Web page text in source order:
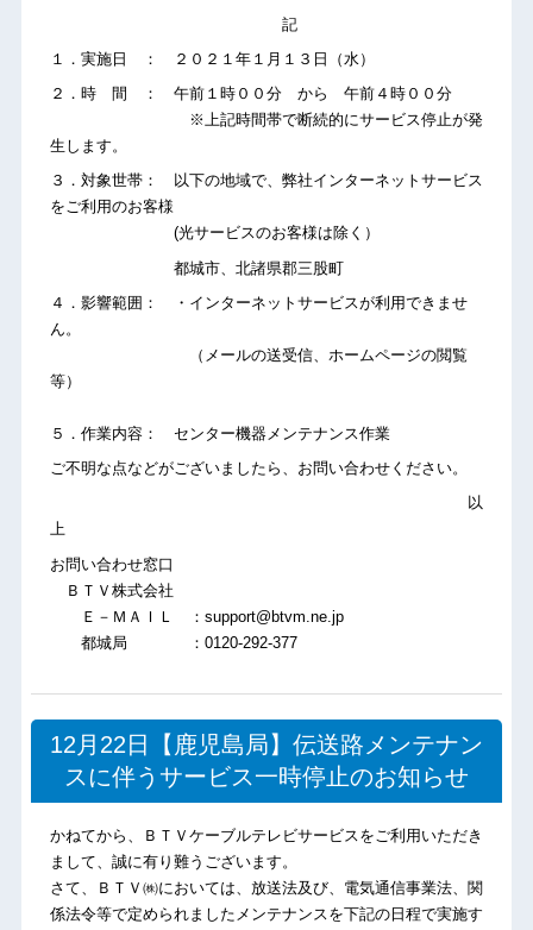
記
１．実施日 ： ２０２１年１月１３日（水）
２．時 間 ： 午前１時００分 から 午前４時００分
※上記時間帯で断続的にサービス停止が発
生します。
３．対象世帯： 以下の地域で、弊社インターネットサービス
をご利用のお客様
(光サービスのお客様は除く）
都城市、北諸県郡三股町
４．影響範囲： ・インターネットサービスが利用できませ
ん。
（メールの送受信、ホームページの閲覧
等）
５．作業内容： センター機器メンテナンス作業
ご不明な点などがございましたら、お問い合わせください。
以
上
お問い合わせ窓口
ＢＴＶ株式会社
Ｅ－ＭＡＩＬ ：support@btvm.ne.jp
都城局 ：0120-292-377
12月22日【鹿児島局】伝送路メンテナン
スに伴うサービス一時停止のお知らせ
かねてから、ＢＴＶケーブルテレビサービスをご利用いただき
まして、誠に有り難うございます。
さて、ＢＴＶ㈱においては、放送法及び、電気通信事業法、関
係法令等で定められましたメンテナンスを下記の日程で実施す